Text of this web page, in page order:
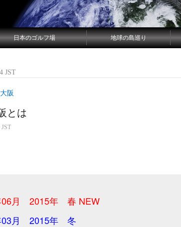
日本のゴルフ場 地球の島巡り
JST
阪
とは
06月 2015年 春 NEW
03月 2015年 冬